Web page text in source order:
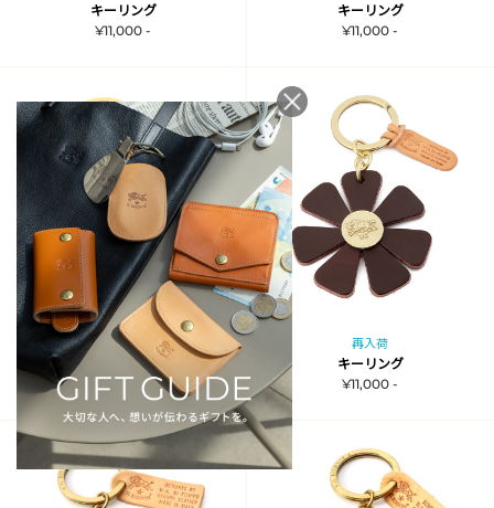
キーリング
¥11,000 -
キーリング
¥11,000 -
再入荷
キーリング
¥11,000 -
再入荷
キーリング
¥11,000 -